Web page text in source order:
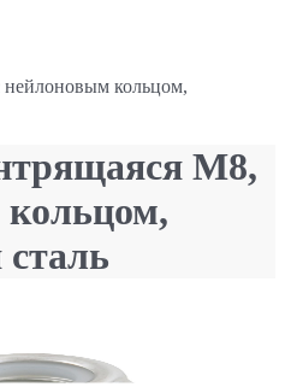
нейлоновым кольцом,
М8,